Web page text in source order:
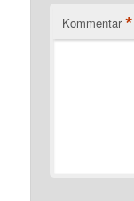
Kommentar *